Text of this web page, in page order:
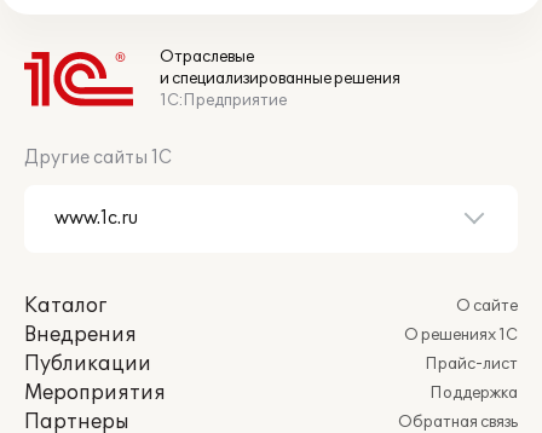
Отраслевые
и специализированные решения
1С:Предприятие
Другие сайты 1С
Каталог
Внедрения
Публикации
Мероприятия
Партнеры
О сайте
О решениях 1С
Прайс-лист
Поддержка
Обратная связь